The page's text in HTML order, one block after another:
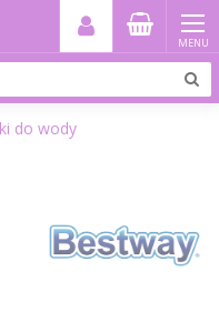
MENU
do wody